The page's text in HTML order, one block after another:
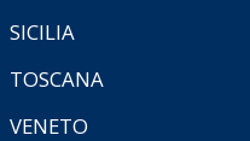
SICILIA
TOSCANA
VENETO